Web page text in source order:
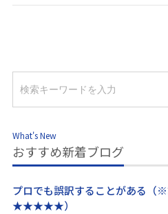
What's New
おすすめ新着ブログ
プロでも誤訳することがある（
★★★★★）